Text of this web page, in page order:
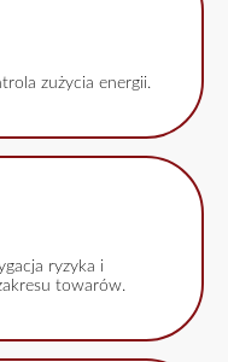
zużycia energii.
ryzyka i
towarów.